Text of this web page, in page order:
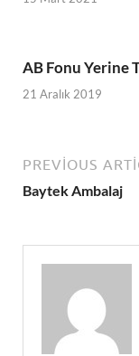
AB Fonu Yerine
21 Aralık 2019
PREVIOUS
Baytek Ambalaj